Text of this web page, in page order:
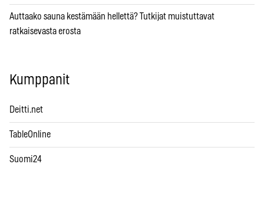
Auttaako sauna kestämään hellettä? Tutkijat muistuttavat
ratkaisevasta erosta
Kumppanit
Deitti.net
TableOnline
Suomi24